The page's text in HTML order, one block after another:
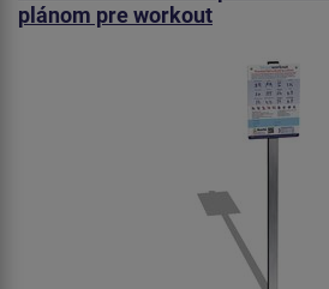
plánom pre workout